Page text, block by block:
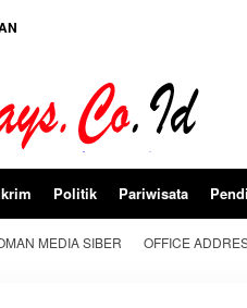
Politik Pariwisata
MEDIA SIBER OFFICE